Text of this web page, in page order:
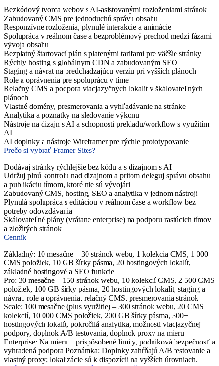
Bezkódový tvorca webov s AI-asistovanými rozloženiami stránok
Zabudovaný CMS pre jednoduchú správu obsahu
Responzívne rozloženia, plynulé interakcie a animácie
Spolupráca v reálnom čase a bezproblémový prechod medzi fázami
vývoja obsahu
Bezplatný štartovací plán s platenými tarifami pre väčšie stránky
Rýchly hosting s globálnym CDN a zabudovaným SEO
Staging a návrat na predchádzajúcu verziu pri vyšších plánoch
Role a oprávnenia pre spoluprácu v tíme
Relačný CMS a podpora viacjazyčných lokalít v škálovateľných
plánoch
Vlastné domény, presmerovania a vyhľadávanie na stránke
Analytika a poznatky na sledovanie výkonu
Nástroje na dizajn s AI a schopnosti prekladu/workflow s využitím
AI
AI doplnky a nástroje Wireframer pre rýchle prototypovanie
Prečo si vybrať Framer Sites?
Dodávaj stránky rýchlejšie bez kódu a s dizajnom s AI
Udržuj plnú kontrolu nad dizajnom a pritom deleguj správu obsahu
a publikáciu tímom, ktoré nie sú vývojári
Zabudovaný CMS, hosting, SEO a analytika v jednom nástroji
Plynulá spolupráca s editáciou v reálnom čase a workflow bez
potreby odovzdávania
Škálovateľné plány (vrátane enterprise) na podporu rastúcich tímov
a zložitých stránok
Cenník
Základný: 10 mesačne – 30 stránok webu, 1 kolekcia CMS, 1 000
CMS položiek, 10 GB šírky pásma, 20 hostingových lokalít,
základné hostingové a SEO funkcie
Pro: 30 mesačne – 150 stránok webu, 10 kolekcií CMS, 2 500 CMS
položiek, 100 GB šírky pásma, 20 hostingových lokalít, staging a
návrat, role a oprávnenia, relačný CMS, presmerovania stránok
Scale: 100 mesačne (plus využitie) – 300 stránok webu, 20 CMS
kolekcií, 10 000 CMS položiek, 200 GB šírky pásma, 300+
hostingových lokalít, pokročilá analytika, možnosti viacjazyčnej
podpory, doplnok A/B testovania, doplnok proxy na mieru
Enterprise: Na mieru – prispôsobené limity, podniková bezpečnosť a
vyhradená podpora Poznámka: Doplnky zahŕňajú A/B testovanie a
vlastný proxy; lokalizácie sú k dispozícii na vyšších úrovniach.